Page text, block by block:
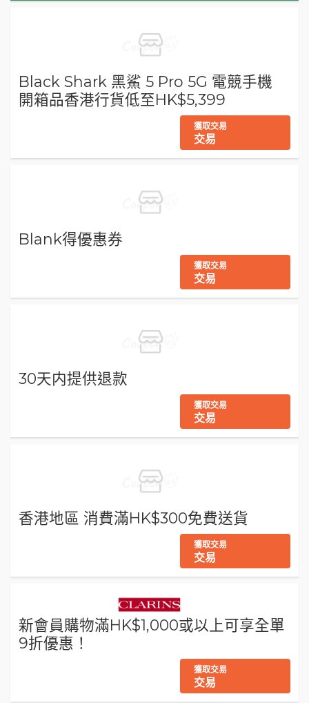
Black Shark 黑鯊 5 Pro 5G 電競手機
開箱品香港行貨低至HK$5,399
獲取交易
交易
Blank得優惠券
獲取交易
交易
30天内提供退款
獲取交易
交易
香港地區 消費滿HK$300免費送貨
獲取交易
交易
新會員購物滿HK$1,000或以上可享全單
9折優惠！
獲取交易
交易